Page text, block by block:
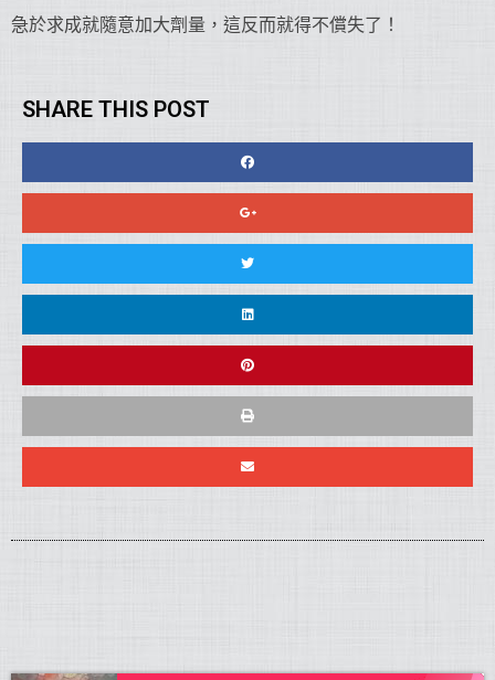
急於求成就隨意加大劑量，這反而就得不償失了！
SHARE THIS POST